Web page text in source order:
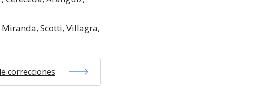
Scotti, Villagra,
correcciones